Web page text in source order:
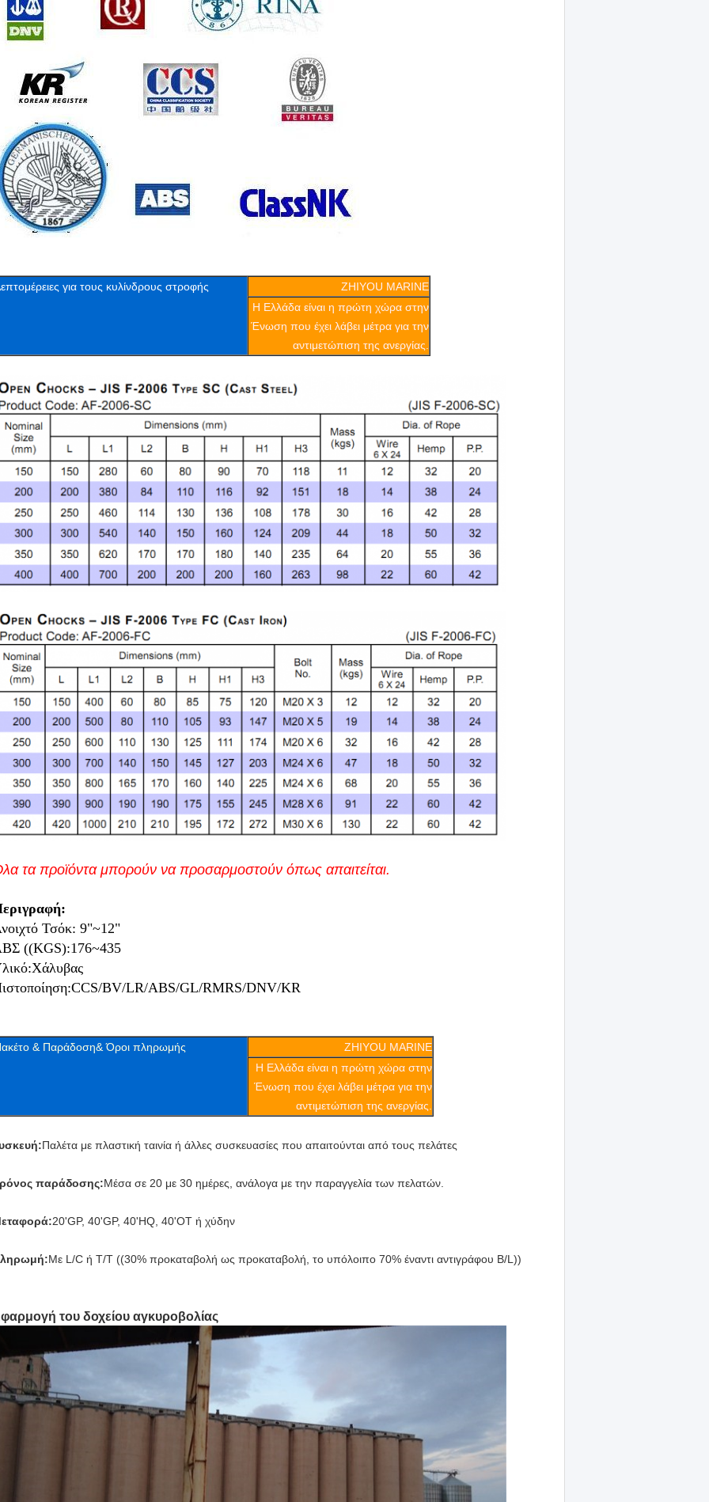
για τους κυλίνδρους στροφής
ZHIYOU MARINE
Η Ελλάδα είναι η πρώτη χώρα στην
Ένωση που έχει λάβει μέτρα για την
αντιμετώπιση της ανεργίας.
τα προϊόντα μπορούν να προσαρμοστούν όπως απαιτείται.
Τσόκ: 9"~12"
((KGS):176~435
BV/LR/ABS/GL/RMRS/DNV/KR
& Παράδοση& Όροι πληρωμής
ZHIYOU MARINE
Η Ελλάδα είναι η πρώτη χώρα στην
Ένωση που έχει λάβει μέτρα για την
αντιμετώπιση της ανεργίας.
Παλέτα με πλαστική ταινία ή άλλες συσκευασίες που απαιτούνται από τους πελάτες
παράδοσης:Μέσα σε 20 με 30 ημέρες, ανάλογα με την παραγγελία των πελατών.
20'GP, 40'GP, 40'HQ, 40'OT ή χύδην
Με L/C ή T/T ((30% προκαταβολή ως προκαταβολή, το υπόλοιπο 70% έναντι αντιγράφου B/L))
του δοχείου αγκυροβολίας